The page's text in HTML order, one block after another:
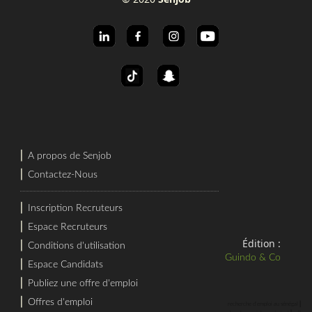
A propos de Senjob
Contactez-Nous
Inscription Recruteurs
Espace Recruteurs
Conditions d'utilisation
Espace Candidats
Publiez une offre d'emploi
Offres d'emploi
Édition :
Guindo & Co